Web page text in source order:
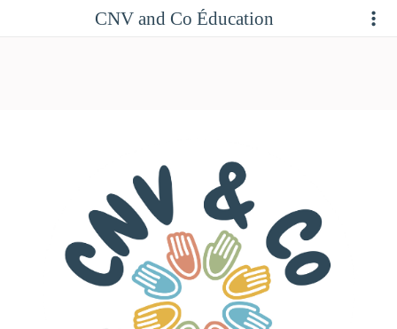
CNV and Co Éducation